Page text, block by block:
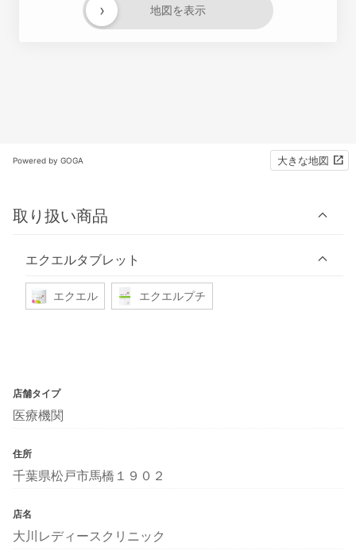
地図を表示
›
Powered by GOGA 大きな地図
取り扱い商品
エクエルタブレット
エクエル エクエルプチ
店舗タイプ
医療機関
住所
千葉県松戸市馬橋１９０２
店名
大川レディースクリニック